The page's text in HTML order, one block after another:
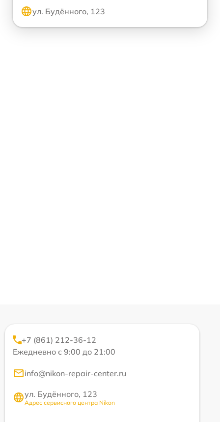
ул. Будённого, 123
+7 (861) 212-36-12
Ежедневно с 9:00 до 21:00
info@nikon-repair-center.ru
ул. Будённого, 123
Адрес сервисного центра Nikon